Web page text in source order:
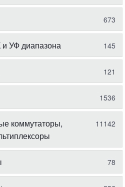
673
УФ диапазона 145
121
1536
коммутаторы,
11142
78